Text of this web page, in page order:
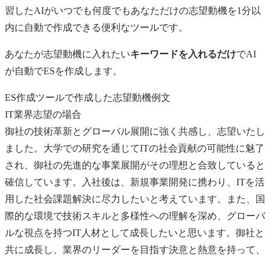
習したAIがいつでも何度でもあなただけの志望動機を1分以
内に自動で作成できる便利なツールです。
あなたが志望動機に入れたいキーワードを入れるだけでAI
が自動でESを作成します。
ES作成ツールで作成した志望動機例文
IT業界志望の場合
御社の技術革新とグローバル展開に強く共感し、志望いたし
ました。大学での研究を通じてITの社会貢献の可能性に魅了
され、御社の先進的な事業展開がその理想と合致していると
確信しています。入社後は、新規事業開発に携わり、ITを活
用した社会課題解決に尽力したいと考えています。また、国
際的な環境で技術スキルと多様性への理解を深め、グローバ
ルな視点を持つIT人材として成長したいと思います。御社と
共に成長し、業界のリーダーを目指す決意と熱意を持って、